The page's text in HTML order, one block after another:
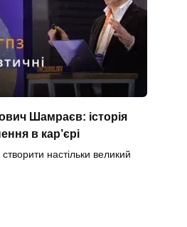
Шамраєв: історія
в кар’єрі
настільки великий